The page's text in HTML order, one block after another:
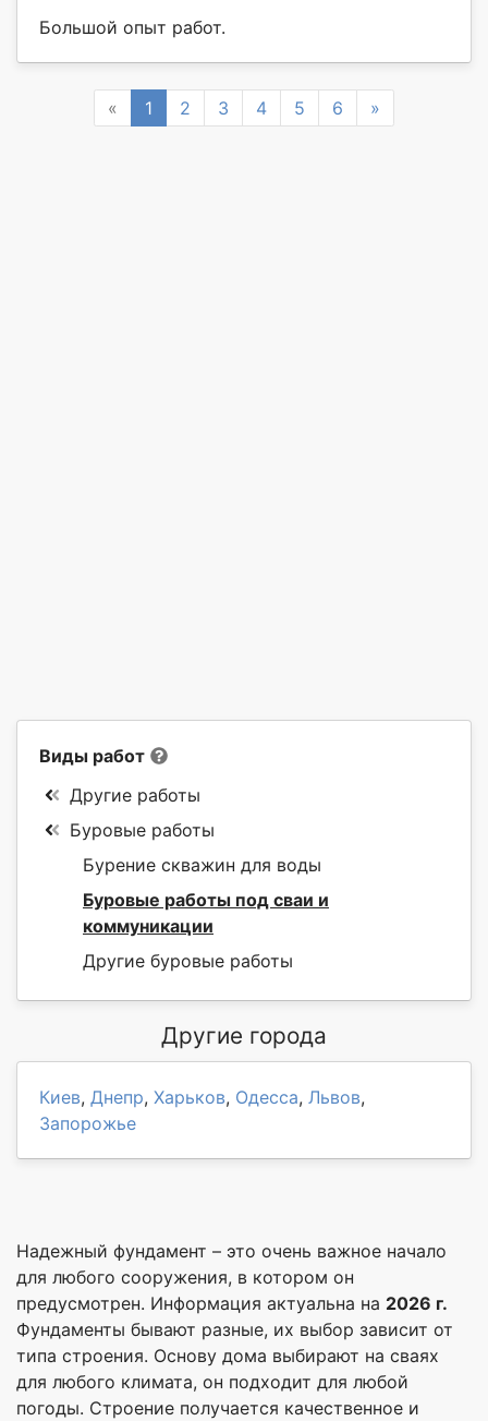
Большой опыт работ.
« Previous
1 2 3 4 5 6 »
Виды работ
Другие работы
Буровые работы
Бурение скважин для воды
Буровые работы под сваи и
коммуникации
Другие буровые работы
Другие города
Киев, Днепр, Харьков, Одесса, Львов,
Запорожье
Надежный фундамент – это очень важное начало
для любого сооружения, в котором он
предусмотрен. Информация актуальна на 2026 г.
Фундаменты бывают разные, их выбор зависит от
типа строения. Основу дома выбирают на сваях
для любого климата, он подходит для любой
погоды. Строение получается качественное и